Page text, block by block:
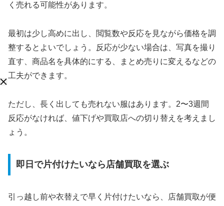
く売れる可能性があります。
最初は少し高めに出し、閲覧数や反応を見ながら価格を調
整するとよいでしょう。反応が少ない場合は、写真を撮り
直す、商品名を具体的にする、まとめ売りに変えるなどの
工夫ができます。
ただし、長く出しても売れない服はあります。2〜3週間
反応がなければ、値下げや買取店への切り替えを考えまし
ょう。
即日で片付けたいなら店舗買取を選ぶ
引っ越し前や衣替えで早く片付けたいなら、店舗買取が便